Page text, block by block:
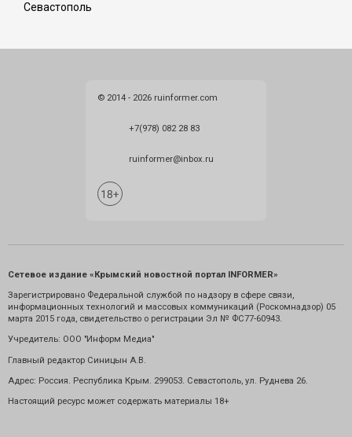
Севастополь
© 2014 - 2026 ruinformer.com
+7(978) 082 28 83
ruinformer@inbox.ru
Сетевое издание «Крымский новостной портал INFORMER»
Зарегистрировано Федеральной службой по надзору в сфере связи,
информационных технологий и массовых коммуникаций (Роскомнадзор) 05
марта 2015 года, свидетельство о регистрации Эл № ФС77-60943.
Учредитель: ООО "Информ Медиа"
Главный редактор Синицын А.В.
Адрес: Россия. Республика Крым. 299053. Севастополь, ул. Руднева 26.
Настоящий ресурс может содержать материалы 18+